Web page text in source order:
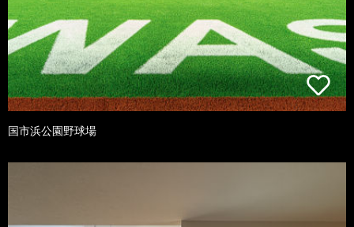
国市浜公園野球場